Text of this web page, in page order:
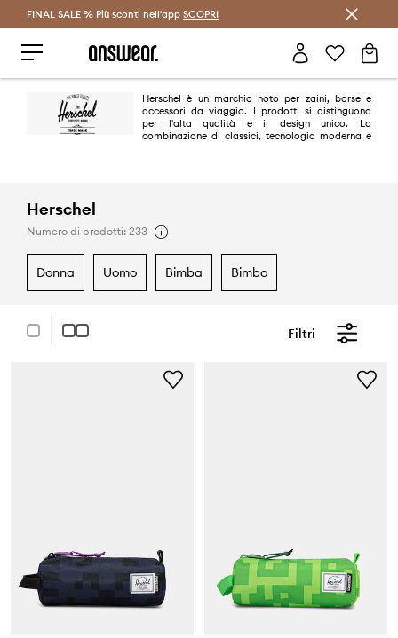
Risparmia con Answear Club >
FINAL SALE % Più sconti nell'app SCOPRI
Herschel è un marchio noto per zaini, borse e
accessori da viaggio. I prodotti si distinguono
per l'alta qualità e il design unico. La
combinazione di classici, tecnologia moderna e
Herschel
Numero di prodotti: 233
donna uomo bimba bimbo
Filtri